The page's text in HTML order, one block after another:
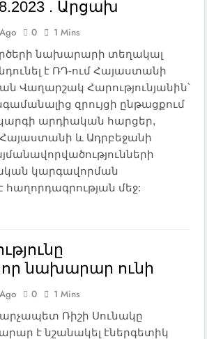
. Արցախ
0 1 Mins
նախարարի տեղակալ
է ՌԴ-ում Հայաստանի
Վաղարշակ Հարությունյանին՝
զրույցի ընթացքում
արդիական հարցեր,
և Ադրբեջանի
կարգավորման
հաղորդագրության մեջ:
նախարար ունի
0 1 Mins
Ռիշի Սունակը
է նշանակել էներգետիկ